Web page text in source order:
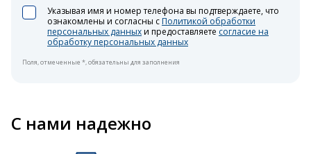
Указывая имя и номер телефона вы подтверждаете, что
ознакомлены и согласны с Политикой обработки
персональных данныхи предоставляете согласие на
обработку персональных данных
Поля, отмеченные *, обязательны для заполнения
С нами надежно